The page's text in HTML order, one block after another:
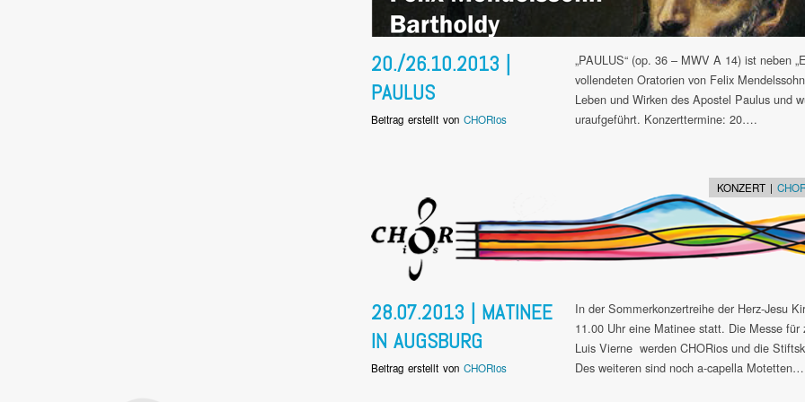
20./26.10.2013 |
PAULUS
Beitrag erstellt von CHORios
„PAULUS“ (op. 36 – MWV A 14) ist neben
vollendeten Oratorien von Felix
Leben und Wirken des Apostel Paulus und
uraufgeführt. Konzerttermine: 20….
28.07.2013 | MATINEE
IN AUGSBURG
Beitrag erstellt von CHORios
KONZERT |
In der Sommerkonzertreihe der Herz-Jesu
11.00 Uhr eine Matinee statt. Die Messe für
Luis Vierne werden CHORios und die
Des weiteren sind noch a-capella Motetten…